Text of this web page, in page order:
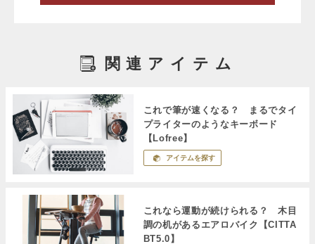
関連アイテム
これで筆が速くなる？ まるでタイ
プライターのようなキーボード
【Lofree】
アイテムを探す
これなら運動が続けられる？ 木目
調の机があるエアロバイク【CITTA
BT5.0】